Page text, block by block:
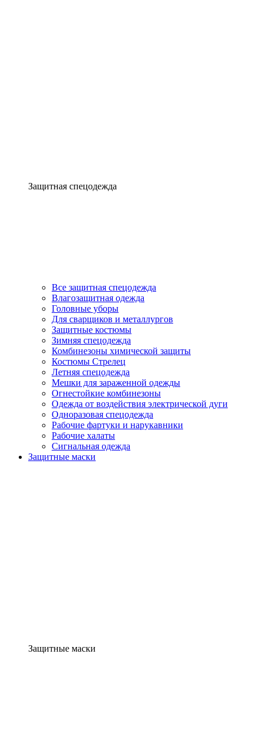
Защитная спецодежда
Все защитная спецодежда
Влагозащитная одежда
Головные уборы
Для сварщиков и металлургов
Защитные костюмы
Зимняя спецодежда
Комбинезоны химической защиты
Костюмы Стрелец
Летняя спецодежда
Мешки для зараженной одежды
Огнестойкие комбинезоны
Одежда от воздействия электрической дуги
Одноразовая спецодежда
Рабочие фартуки и нарукавники
Рабочие халаты
Сигнальная одежда
Защитные маски
Защитные маски